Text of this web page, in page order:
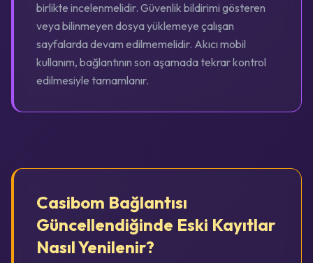
birlikte incelenmelidir. Güvenlik bildirimi gösteren
veya bilinmeyen dosya yüklemeye çalışan
sayfalarda devam edilmemelidir. Akıcı mobil
kullanım, bağlantının son aşamada tekrar kontrol
edilmesiyle tamamlanır.
Casibom Bağlantısı
Güncellendiğinde Eski Kayıtlar
Nasıl Yenilenir?